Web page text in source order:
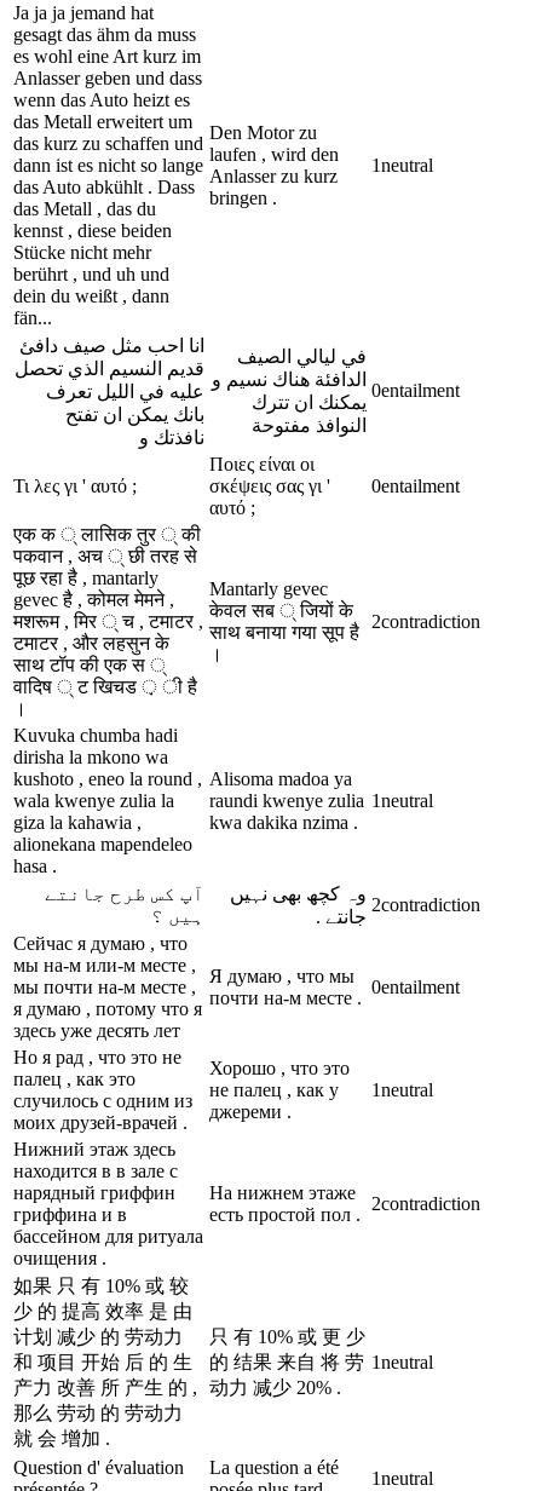
Ja ja ja jemand hat
gesagt das ähm da muss
es wohl eine Art kurz im
Anlasser geben und dass
wenn das Auto heizt es
das Metall erweitert um
das kurz zu schaffen und
dann ist es nicht so lange
das Auto abkühlt . Dass
das Metall , das du
kennst , diese beiden
Stücke nicht mehr
berührt , und uh und
dein du weißt , dann
fän...
Den Motor zu
laufen , wird den
Anlasser zu kurz
bringen .
1neutral
انا احب مثل صيف دافئ
قديم النسيم الذي تحصل
عليه في الليل تعرف
بانك يمكن ان تفتح
نافذتك و
في ليالي الصيف
الدافئة هناك نسيم و
يمكنك ان تترك
النوافذ مفتوحة
0entailment
Τι λες γι ' αυτό ;
Ποιες είναι οι
σκέψεις σας γι '
αυτό ;
0entailment
एक क ् लासिक तुर ् की
पकवान , अच ् छी तरह से
पूछ रहा है , mantarly
gevec है , कोमल मेमने ,
मशरूम , मिर ् च , टमाटर ,
टमाटर , और लहसुन के
साथ टॉप की एक स ्
वादिष ् ट खिचड ़ ी है
।
Mantarly gevec
केवल सब ् जियों के
साथ बनाया गया सूप है
।
2contradiction
Kuvuka chumba hadi
dirisha la mkono wa
kushoto , eneo la round ,
wala kwenye zulia la
giza la kahawia ,
alionekana mapendeleo
hasa .
Alisoma madoa ya
raundi kwenye zulia
kwa dakika nzima .
1neutral
آپ کس طرح جانتے
ہیں ؟
وہ کچھ بھی نہیں
جانتے .
2contradiction
Сейчас я думаю , что
мы на-м или-м месте ,
мы почти на-м месте ,
я думаю , потому что я
здесь уже десять лет
Я думаю , что мы
почти на-м месте .
0entailment
Но я рад , что это не
палец , как это
случилось с одним из
моих друзей-врачей .
Хорошо , что это
не палец , как у
джереми .
1neutral
Нижний этаж здесь
находится в в зале с
нарядный гриффин
гриффина и в
бассейном для ритуала
очищения .
На нижнем этаже
есть простой пол .
2contradiction
如果 只 有 10% 或 较
少 的 提高 效率 是 由
计划 减少 的 劳动力
和 项目 开始 后 的 生
产力 改善 所 产生 的 ,
那么 劳动 的 劳动力
就 会 增加 .
只 有 10% 或 更 少
的 结果 来自 将 劳
动力 减少 20% .
1neutral
Question d' évaluation
La question a été
1neutral